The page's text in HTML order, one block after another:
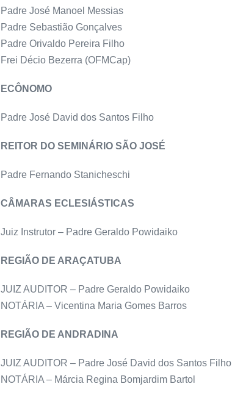
Padre José Manoel Messias
Padre Sebastião Gonçalves
Padre Orivaldo Pereira Filho
Frei Décio Bezerra (OFMCap)
ECÔNOMO
Padre José David dos Santos Filho
REITOR DO SEMINÁRIO SÃO JOSÉ
Padre Fernando Stanicheschi
CÂMARAS ECLESIÁSTICAS
Juiz Instrutor – Padre Geraldo Powidaiko
REGIÃO DE ARAÇATUBA
JUIZ AUDITOR – Padre Geraldo Powidaiko
NOTÁRIA – Vicentina Maria Gomes Barros
REGIÃO DE ANDRADINA
JUIZ AUDITOR – Padre José David dos Santos Filho
NOTÁRIA – Márcia Regina Bomjardim Bartol